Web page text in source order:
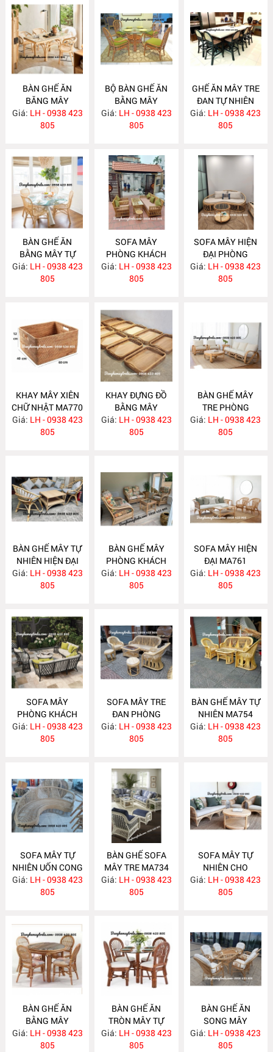
BÀN GHẾ ĂN
BĂNG MÂY
MA783
Giá: LH - 0938 423
805
BỘ BÀN GHẾ ĂN
BẰNG MÂY
MA782
Giá: LH - 0938 423
805
GHẾ ĂN MÂY TRE
ĐAN TỰ NHIÊN
MA781
Giá: LH - 0938 423
805
BÀN GHẾ ĂN
BẰNG MÂY TỰ
NHIÊN MA780
Giá: LH - 0938 423
805
SOFA MÂY
PHÒNG KHÁCH
KIỂU DÁNG ĐƠN
GIẢN MA778
Giá: LH - 0938 423
805
SOFA MÂY HIỆN
ĐẠI PHÒNG
KHÁCH MA777
Giá: LH - 0938 423
805
KHAY MÂY XIÊN
CHỮ NHẬT MA770
Giá: LH - 0938 423
805
KHAY ĐỰNG ĐỒ
BẰNG MÂY
MA769
Giá: LH - 0938 423
805
BÀN GHẾ MÂY
TRE PHÒNG
KHÁCH MA764
Giá: LH - 0938 423
805
BÀN GHẾ MÂY TỰ
NHIÊN HIỆN ĐẠI
MA763
Giá: LH - 0938 423
805
BÀN GHẾ MÂY
PHÒNG KHÁCH
MA762
Giá: LH - 0938 423
805
SOFA MÂY HIỆN
ĐẠI MA761
Giá: LH - 0938 423
805
SOFA MÂY
PHÒNG KHÁCH
MA760
Giá: LH - 0938 423
805
SOFA MÂY TRE
ĐAN PHÒNG
KHÁCH MA755
Giá: LH - 0938 423
805
BÀN GHẾ MÂY TỰ
NHIÊN MA754
Giá: LH - 0938 423
805
SOFA MÂY TỰ
NHIÊN UỐN CONG
MA743
Giá: LH - 0938 423
805
BÀN GHẾ SOFA
MÂY TRE MA734
Giá: LH - 0938 423
805
SOFA MÂY TỰ
NHIÊN CHO
PHÒNG KHÁCH
MA733
Giá: LH - 0938 423
805
BÀN GHẾ ĂN
BẰNG MÂY
MA732
Giá: LH - 0938 423
805
BÀN GHẾ ĂN
TRÒN MÂY TỰ
NHIÊN MA731
Giá: LH - 0938 423
805
BÀN GHẾ ĂN
SONG MÂY
MA730
Giá: LH - 0938 423
805